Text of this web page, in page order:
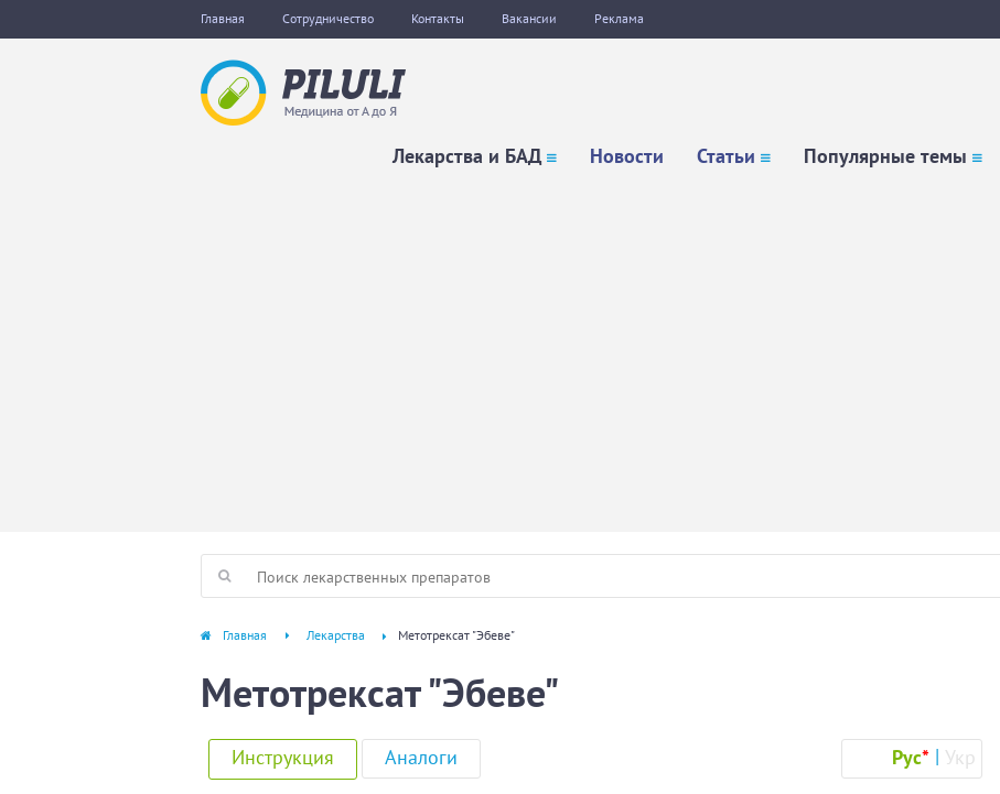
Главная Сотрудничество Контакты Вакансии Реклама
Лекарства и БАД Новости Статьи Популярные темы
Главная Лекарства Метотрексат "Эбеве"
Метотрексат "Эбеве"
Инструкция Рус* Укр
Аналоги